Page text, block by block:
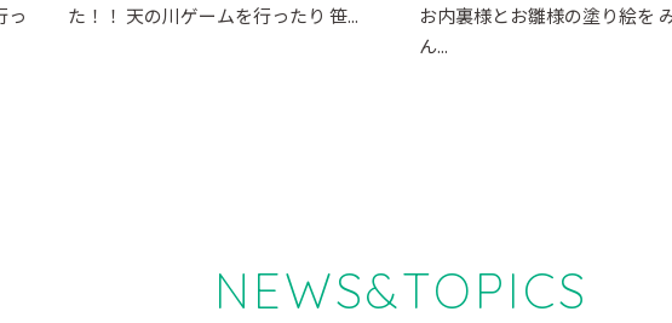
っ
た！！ 天の川ゲームを行ったり 笹...
お内裏様とお雛様の塗り絵を
ん...
NEWS&TOPICS